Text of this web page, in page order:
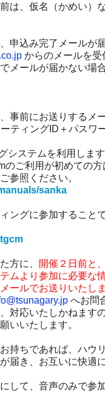
は、仮名（かめい）
申込み完了メールが
からのメールを受
メールが届かない場合
事前にお送りするメ
ーティングID＋パスワ
システムを利用しま
のご利用が初めての
参照ください。
sanka
ングに参加すること
方に、
開催２日前と
ムより参加に必要な
ールでお送りいたしま
へお問
対応いたしかねます
いいたします。
持ちであれば、ハウ
届き、お互いに快適
して、音声のみで参